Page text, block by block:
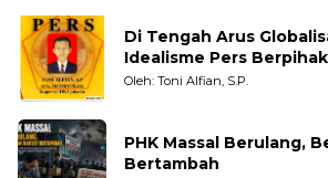
Di Tengah Arus
Idealisme Pers
Oleh: Toni Alfian, S.P.
PHK Massal Berulang,
Bertambah